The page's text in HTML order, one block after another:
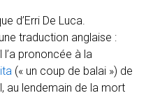
d’Erri De Luca.
traduction anglaise :
l’a prononcée à la
(« un coup de balai ») de
au lendemain de la mort